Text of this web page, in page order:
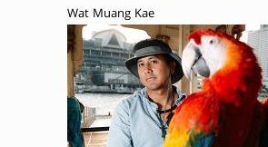
Wat Muang Kae